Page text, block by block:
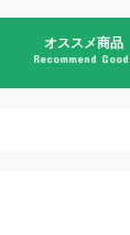
オススメ商品
Recommend